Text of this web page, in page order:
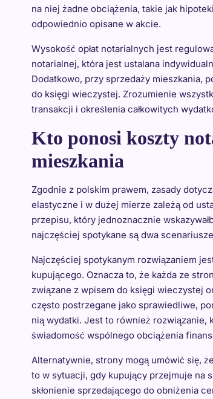
na niej żadne obciążenia, takie jak
odpowiednio opisane w akcie.
Wysokość opłat notarialnych jest
notarialnej, która jest ustalana
Dodatkowo, przy sprzedaży mieszkania,
do księgi wieczystej. Zrozumienie
transakcji i określenia całkowitych
Kto ponosi koszty
mieszkania
Zgodnie z polskim prawem, zasady
elastyczne i w dużej mierze zależą od
przepisu, który jednoznacznie
najczęściej spotykane są dwa
Najczęściej spotykanym rozwiązaniem
kupującego. Oznacza to, że każda ze
związane z wpisem do księgi wieczystej
często postrzegane jako sprawiedliwe,
nią wydatki. Jest to również rozwiązanie,
świadomość wspólnego obciążenia
Alternatywnie, strony mogą umówić się,
to w sytuacji, gdy kupujący przejmuje na
skłonienie sprzedającego do obniżenia